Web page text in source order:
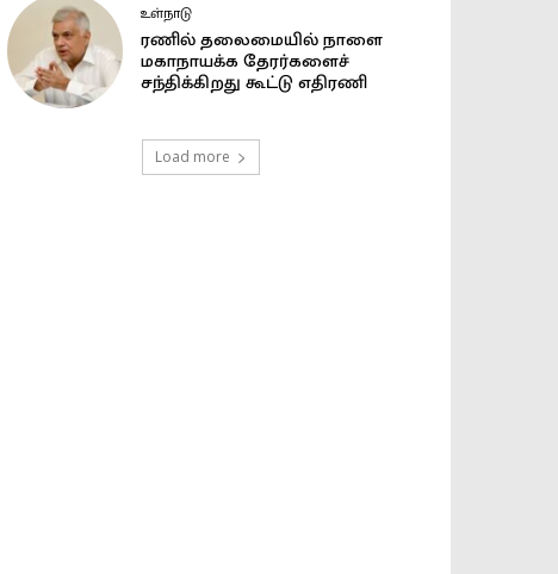
உள்நாடு
ரணில் தலைமையில் நாளை
மகாநாயக்க தேரர்களைச்
சந்திக்கிறது கூட்டு எதிரணி
Load more